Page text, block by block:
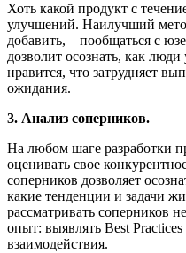
Хоть какой продукт с
улучшений. Наилучший
добавить, – пообщаться с
дозволит осознать, как
нравится, что затрудняет
ожидания.
3. Анализ соперников.
На любом шаге разработки
оценивать свое
соперников дозволяет
какие тенденции и задачи
рассматривать соперников
опыт: выявлять Best
взаимодействия.